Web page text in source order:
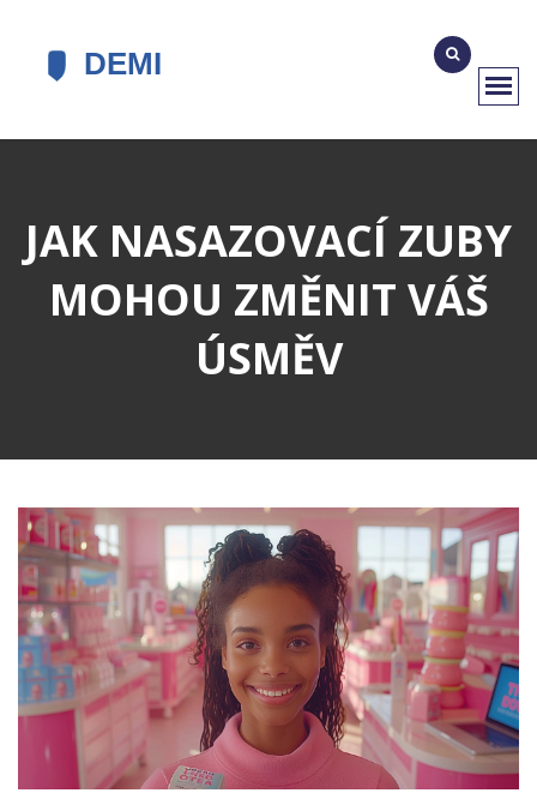
JAK NASAZOVACÍ ZUBY
MOHOU ZMĚNIT VÁŠ
ÚSMĚV